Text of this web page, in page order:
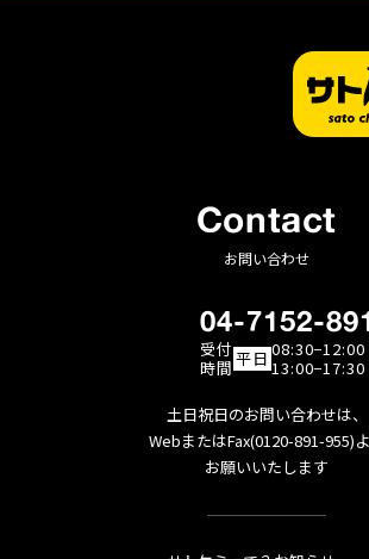
（リサ
Contact
お問い合わせ
04-7152-
受付
時間平日 08:30−12:00
13:00−17:30
土日祝日のお問い合わせは、
WebまたはFax(0120-891-955)
お願いいたします